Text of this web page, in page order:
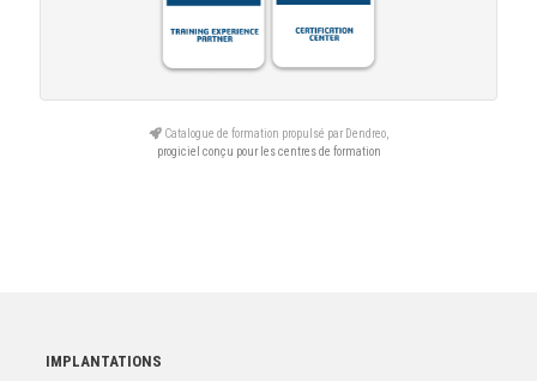
Catalogue de formation propulsé par Dendreo,
progiciel conçu pour les centres de formation
IMPLANTATIONS